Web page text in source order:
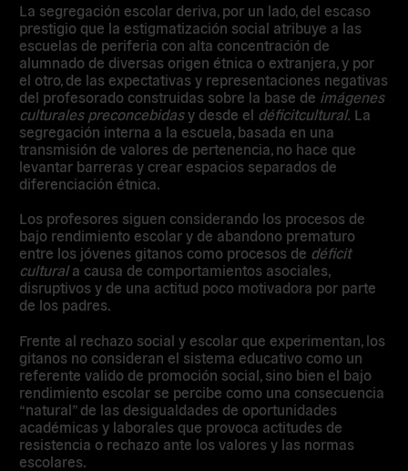
La segregación escolar deriva, por un lado, del escaso
prestigio que la estigmatización social atribuye a las
escuelas de periferia con alta concentración de
alumnado de diversas origen étnica o extranjera, y por
el otro, de las expectativas y representaciones negativas
del profesorado construidas sobre la base de imágenes
culturales preconcebidasy desde el déficitcultural. La
segregación interna a la escuela, basada en una
transmisión de valores de pertenencia, no hace que
levantar barreras y crear espacios separados de
diferenciación étnica.
Los profesores siguen considerando los procesos de
bajo rendimiento escolar y de abandono prematuro
entre los jóvenes gitanos como procesos de déficit
culturala causa de comportamientos asociales,
disruptivos y de una actitud poco motivadora por parte
de los padres.
Frente al rechazo social y escolar que experimentan, los
gitanos no consideran el sistema educativo como un
referente valido de promoción social, sino bien el bajo
rendimiento escolar se percibe como una consecuencia
“natural” de las desigualdades de oportunidades
académicas y laborales que provoca actitudes de
resistencia o rechazo ante los valores y las normas
escolares.